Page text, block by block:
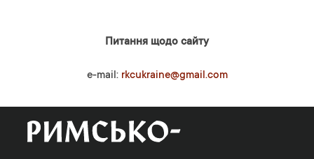
Питання щодо сайту
e-mail: rkcukraine@gmail.com